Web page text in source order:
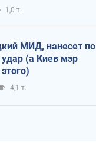
1,0 т.
МИД, нанесет по
(а Киев мэр
4,1 т.